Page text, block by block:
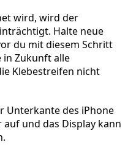
wird, wird der
Halte neue
du mit diesem Schritt
in Zukunft alle
Klebestreifen nicht
Unterkante des iPhone
und das Display kann